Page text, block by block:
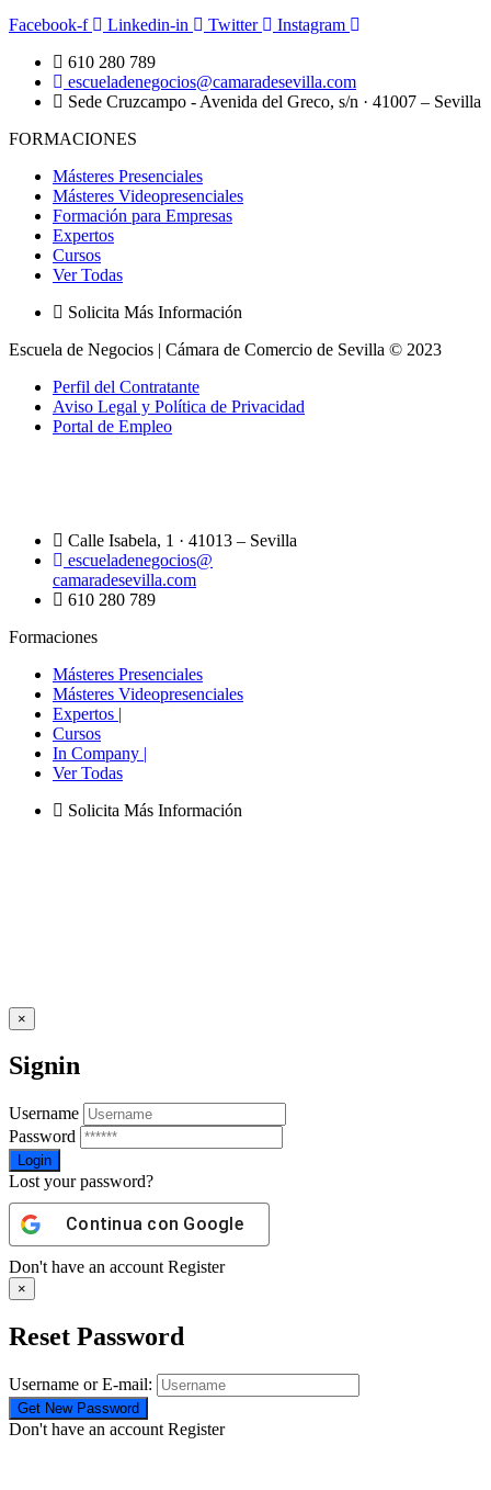
Facebook-f Linkedin-in Twitter
Instagram
610 280 789
escueladenegocios@camaradesevilla.com
Sede Cruzcampo - Avenida del Greco, s/n · 41007 – Sevilla
FORMACIONES
Másteres Presenciales
Másteres Videopresenciales
Formación para Empresas
Expertos
Cursos
Ver Todas
Solicita Más Información
Escuela de Negocios | Cámara de Comercio de Sevilla © 2023
Perfil del Contratante
Aviso Legal y Política de Privacidad
Portal de Empleo
Calle Isabela, 1 · 41013 – Sevilla
escueladenegocios@
camaradesevilla.com
610 280 789
Formaciones
Másteres Presenciales
Másteres Videopresenciales
Expertos |
Cursos
In Company |
Ver Todas
Solicita Más Información
×
Signin
Username
Password
Lost your password?
Continua con Google
Don't have an account Register
×
Reset Password
Username or E-mail:
Don't have an account Register